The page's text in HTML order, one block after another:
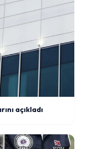
açıkladı